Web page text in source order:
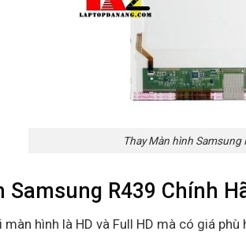
Thay Màn hình Samsung
Samsung R439 Chính
hình là HD và Full HD mà có giá